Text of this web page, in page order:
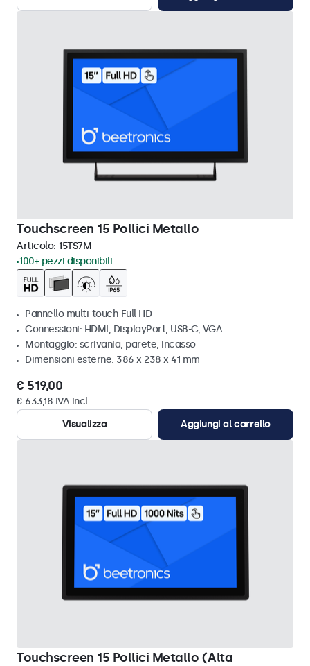
Touchscreen 15 Pollici Metallo
Articolo: 15TS7M
100+ pezzi disponibili
Pannello multi-touch Full HD
Connessioni: HDMI, DisplayPort, USB-C, VGA
Montaggio: scrivania, parete, incasso
Dimensioni esterne: 386 x 238 x 41 mm
€ 519,00
€ 633,18 IVA incl.
Visualizza
Aggiungi al carrello
Touchscreen 15 Pollici Metallo (Alta